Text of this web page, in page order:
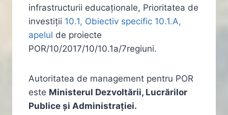
infrastructurii educaționale, Prioritatea de
investiții 10.1, Obiectiv specific 10.1.A,
apelul de proiecte
POR/10/2017/10/10.1a/7regiuni.
Autoritatea de management pentru POR
este Ministerul Dezvoltării, Lucrărilor
Publice și Administrației.